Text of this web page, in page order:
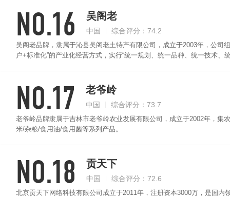
NO.16 吴阁老
中国 综合评分：74.2
吴阁老品牌，隶属于沁县吴阁老土特产有限公司，成立于2003年，公司
户+标准化”的产业化经营方式，实行“统一规划、统一品种、统一技术
NO.17 老爷岭
中国 综合评分：73.7
老爷岭品牌隶属于吉林市老爷岭农业发展有限公司，成立于2002年，
米/杂粮/食用油/食用菌等系列产品。
NO.18 贡天下
中国 综合评分：72.6
北京贡天下网络科技有限公司成立于2011年，注册资本3000万，是国